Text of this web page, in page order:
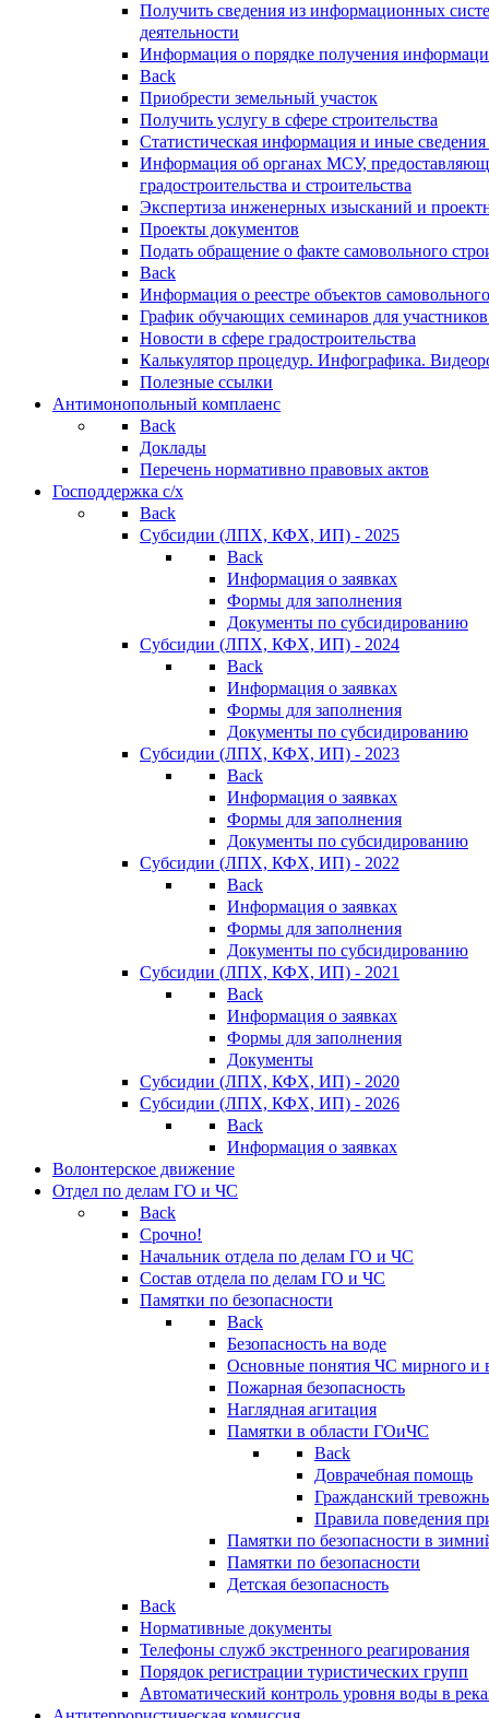
Получить сведения из информационных
деятельности
Информация о порядке получения
Back
Приобрести земельный участок
Получить услугу в сфере строительства
Статистическая информация и иные сведения
Информация об органах МСУ,
градостроительства и строительства
Экспертиза инженерных изысканий и
Проекты документов
Подать обращение о факте самовольного
Back
Информация о реестре объектов
График обучающих семинаров для участников
Новости в сфере градостроительства
Калькулятор процедур. Инфографика.
Полезные ссылки
Антимонопольный комплаенс
Back
Доклады
Перечень нормативно правовых актов
Господдержка с/х
Back
Субсидии (ЛПХ, КФХ, ИП) - 2025
Back
Информация о заявках
Формы для заполнения
Документы по субсидированию
Субсидии (ЛПХ, КФХ, ИП) - 2024
Back
Информация о заявках
Формы для заполнения
Документы по субсидированию
Субсидии (ЛПХ, КФХ, ИП) - 2023
Back
Информация о заявках
Формы для заполнения
Документы по субсидированию
Субсидии (ЛПХ, КФХ, ИП) - 2022
Back
Информация о заявках
Формы для заполнения
Документы по субсидированию
Субсидии (ЛПХ, КФХ, ИП) - 2021
Back
Информация о заявках
Формы для заполнения
Документы
Субсидии (ЛПХ, КФХ, ИП) - 2020
Субсидии (ЛПХ, КФХ, ИП) - 2026
Back
Информация о заявках
Волонтерское движение
Отдел по делам ГО и ЧС
Back
Срочно!
Начальник отдела по делам ГО и ЧС
Состав отдела по делам ГО и ЧС
Памятки по безопасности
Back
Безопасность на воде
Основные понятия ЧС мирного и
Пожарная безопасность
Наглядная агитация
Памятки в области ГОиЧС
Back
Доврачебная помощь
Гражданский
Правила поведения
Памятки по безопасности в
Памятки по безопасности
Детская безопасность
Back
Нормативные документы
Телефоны служб экстренного реагирования
Порядок регистрации туристических групп
Автоматический контроль уровня воды в